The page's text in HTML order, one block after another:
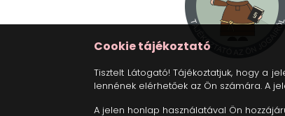
Cookie tájékoztató
Tisztelt Látogató! Tájékoztatjuk, hogy a
lennének elérhetőek az Ön számára. A
A jelen honlap használatával Ön